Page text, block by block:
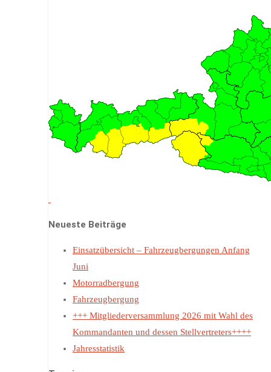
Neueste Beiträge
Einsatzübersicht – Fahrzeugbergungen Anfang
Juni
Motorradbergung
Fahrzeugbergung
+++ Mitgliederversammlung 2026 mit Wahl des
Kommandanten und dessen Stellvertreters++++
Jahresstatistik